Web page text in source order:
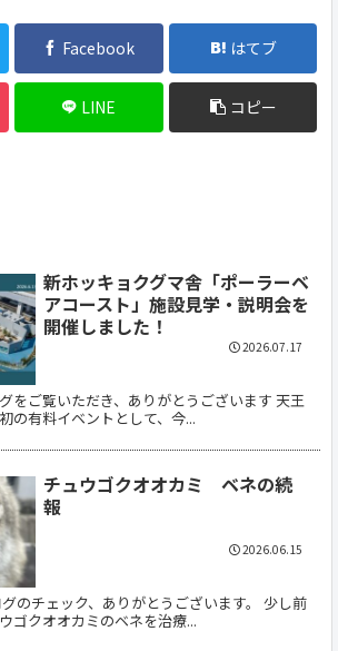
Facebook はてブ
LINE コピー
新ホッキョクグマ舎「ポーラーベ
アコースト」施設見学・説明会を
開催しました！
をご覧いただき、ありがとうございます 天王
の有料イベントとして、今...
2026.07.17
チュウゴクオオカミ ベネの続
報
のチェック、ありがとうございます。 少し前
ゴクオオカミのベネを治療...
2026.06.15